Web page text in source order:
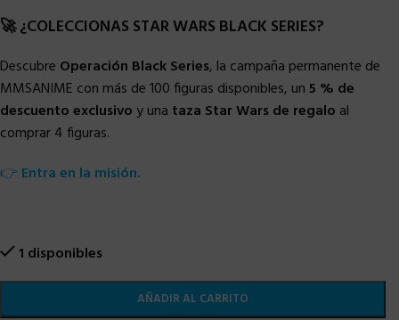
🚀 ¿COLECCIONAS STAR WARS BLACK SERIES?
Descubre Operación Black Series, la campaña permanente de
MMSANIME con más de 100 figuras disponibles, un5 % de
descuento exclusivo y una taza Star Wars de regalo al
comprar 4 figuras.
👉 Entra en la misión.
1 disponibles
AÑADIR AL CARRITO